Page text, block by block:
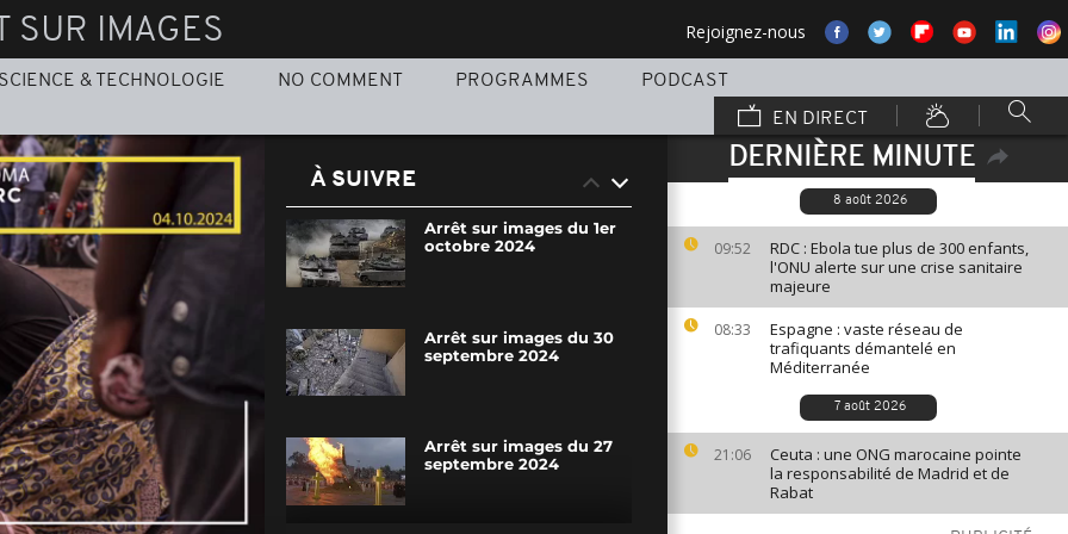
SUR IMAGES Rejoignez-nous
SCIENCE & TECHNOLOGIE NO COMMENT PROGRAMMES
PODCAST
EN DIRECT
DERNIÈRE MINUTE
8 août 2026
09:52
RDC : Ebola tue plus de 300 enfants,
l'ONU alerte sur une crise sanitaire
majeure
08:33
Espagne : vaste réseau de
trafiquants démantelé en
Méditerranée
7 août 2026
21:06
Ceuta : une ONG marocaine pointe
la responsabilité de Madrid et de
Rabat
À SUIVRE
Arrêt sur images du 1er
octobre 2024
Arrêt sur images du 30
septembre 2024
Arrêt sur images du 27
septembre 2024